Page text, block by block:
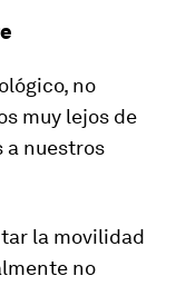
no
muy lejos de
nuestros
la movilidad
no